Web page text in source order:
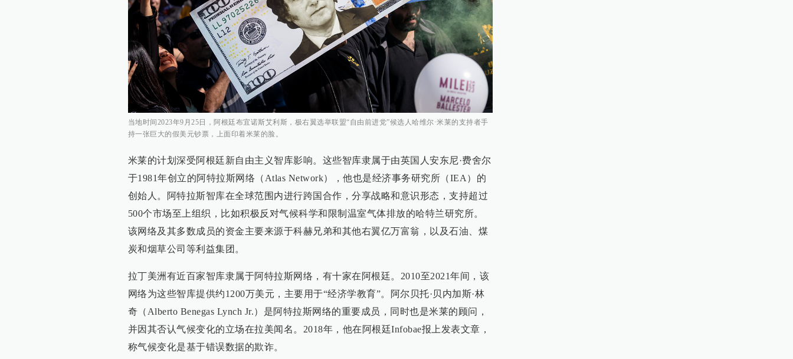
当地时间2023年9月25日，阿根廷布宜诺斯艾利斯，极右翼选举联盟“自由前进党”候选人哈维尔·米莱的支持者手
持一张巨大的假美元钞票，上面印着米莱的脸。
米莱的计划深受阿根廷新自由主义智库影响。这些智库隶属于由英国人安东尼·费舍尔
于1981年创立的阿特拉斯网络（Atlas Network），他也是经济事务研究所（IEA）的
创始人。阿特拉斯智库在全球范围内进行跨国合作，分享战略和意识形态，支持超过
500个市场至上组织，比如积极反对气候科学和限制温室气体排放的哈特兰研究所。
该网络及其多数成员的资金主要来源于科赫兄弟和其他右翼亿万富翁，以及石油、煤
炭和烟草公司等利益集团。
拉丁美洲有近百家智库隶属于阿特拉斯网络，有十家在阿根廷。2010至2021年间，该
网络为这些智库提供约1200万美元，主要用于“经济学教育”。阿尔贝托·贝内加斯·林
奇（Alberto Benegas Lynch Jr.）是阿特拉斯网络的重要成员，同时也是米莱的顾问，
并因其否认气候变化的立场在拉美闻名。2018年，他在阿根廷Infobae报上发表文章，
称气候变化是基于错误数据的欺诈。